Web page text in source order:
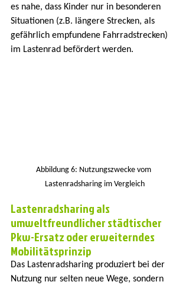
es nahe, dass Kinder nur in besonderen
Situationen (z.B. längere Strecken, als
gefährlich empfundene Fahrradstrecken)
im Lastenrad befördert werden.
Abbildung 6: Nutzungszwecke vom
Lastenradsharing im Vergleich
Lastenradsharing als
umweltfreundlicher städtischer
Pkw-Ersatz oder erweiterndes
Mobilitätsprinzip
Das Lastenradsharing produziert bei der
Nutzung nur selten neue Wege, sondern